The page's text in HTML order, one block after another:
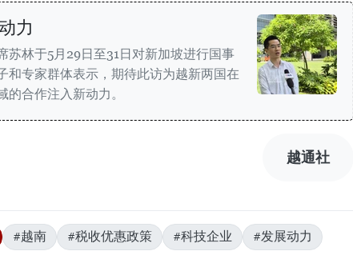
力
苏林于5月29日至31日对新加坡进行国事
和专家群体表示，期待此访为越新两国在
合作注入新动力。
越通社
#越南 #税收优惠政策 #科技企业
#发展动力